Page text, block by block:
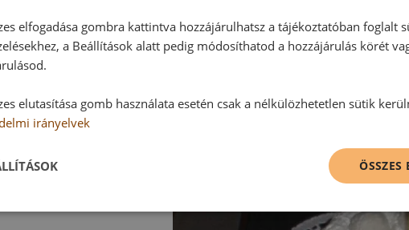
elfogadása gombra kattintva hozzájárulhatsz a tájékoztatóban foglalt
a Beállítások alatt pedig módosíthatod a hozzájárulás körét
elutasítása gomb használata esetén csak a nélkülözhetetlen sütik
irányelvek
ÖSSZES